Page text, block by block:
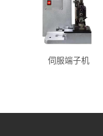
伺服端子机